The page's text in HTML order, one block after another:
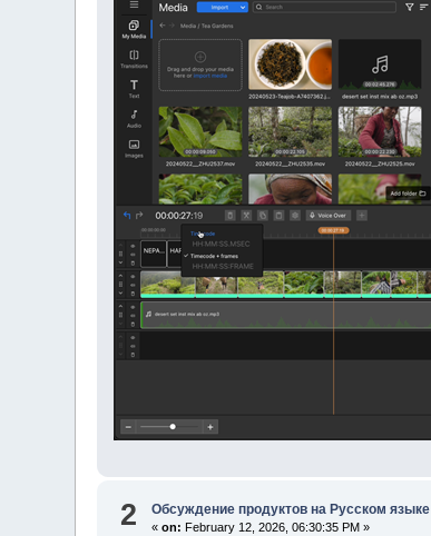
2 Обсуждение продуктов на Русском языке
«on: February 12, 2026, 06:30:35 PM »